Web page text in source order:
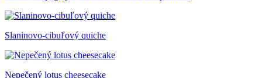
Slaninovo-cibuľový quiche
Nepečený lotus cheesecake